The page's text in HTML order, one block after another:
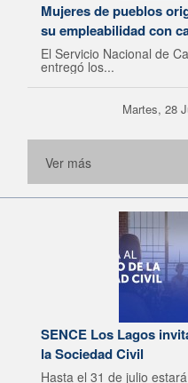
Mujeres de pueblos
su empleabilidad con
El Servicio Nacional de
entregó los...
Martes, 28
Ver más
SENCE Los Lagos
la Sociedad Civil
Hasta el 31 de julio